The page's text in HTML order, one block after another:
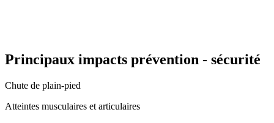
Principaux impacts prévention - sécurité
Chute de plain-pied
Atteintes musculaires et articulaires